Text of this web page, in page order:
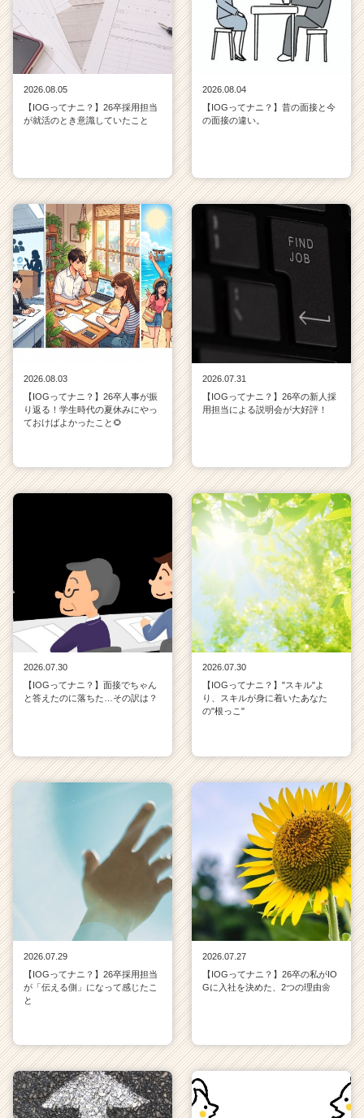
2026.08.05
【IOGってナニ？】26卒採用担当
が就活のとき意識していたこと
2026.08.04
【IOGってナニ？】昔の面接と今
の面接の違い。
2026.08.03
【IOGってナニ？】26卒人事が振
り返る！学生時代の夏休みにやっ
ておけばよかったこと🌻
2026.07.31
【IOGってナニ？】26卒の新人採
用担当による説明会が大好評！
2026.07.30
【IOGってナニ？】面接でちゃん
と答えたのに落ちた…その訳は？
2026.07.30
【IOGってナニ？】"スキル"よ
り、スキルが身に着いたあなた
の"根っこ"
2026.07.29
【IOGってナニ？】26卒採用担当
が「伝える側」になって感じたこ
と
2026.07.27
【IOGってナニ？】26卒の私がIO
Gに入社を決めた、2つの理由🌼